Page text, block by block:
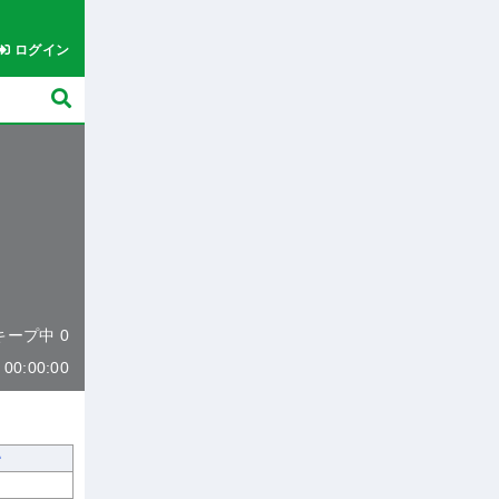
ログイン
ープ中 0
00:00:00